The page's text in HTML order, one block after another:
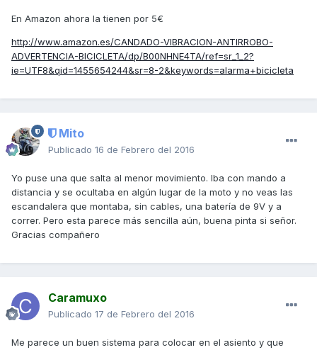
En Amazon ahora la tienen por 5€
http://www.amazon.es/CANDADO-VIBRACION-ANTIRROBO-
ADVERTENCIA-BICICLETA/dp/B00NHNE4TA/ref=sr_1_2?
ie=UTF8&qid=1455654244&sr=8-2&keywords=alarma+bicicleta
Mito
Publicado 16 de Febrero del 2016
Yo puse una que salta al menor movimiento. Iba con mando a
distancia y se ocultaba en algún lugar de la moto y no veas las
escandalera que montaba, sin cables, una batería de 9V y a
correr. Pero esta parece más sencilla aún, buena pinta si señor.
Gracias compañero
Caramuxo
Publicado 17 de Febrero del 2016
Me parece un buen sistema para colocar en el asiento y que